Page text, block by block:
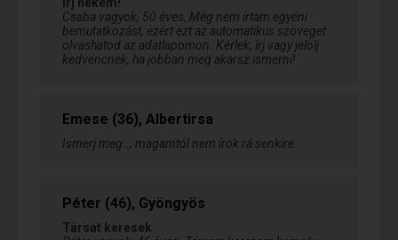
Csaba vagyok, 50 éves, Még nem írtam egyéni
bemutatkozást, ezért ezt az automatikus szöveget
olvashatod az adatlapomon. Kérlek, írj vagy jelölj
kedvencnek, ha jobban meg akarsz ismerni!
Emese (36), Albertirsa
Ismerj meg.., magamtól nem írok rá senkire.
Péter (46), Gyöngyös
Társat keresek